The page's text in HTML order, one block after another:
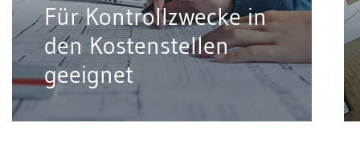
Für Kontrollzwecke in
den Kostenstellen
geeignet